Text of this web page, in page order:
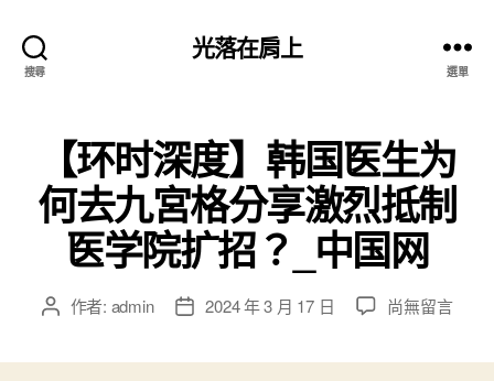
搜尋
光落在肩上
選單
【环时深度】韩国医生为
何去九宮格分享激烈抵制
医学院扩招？_中国网
文 作者: admin
文 2024 年 3 月 17 日
在
尚無留言